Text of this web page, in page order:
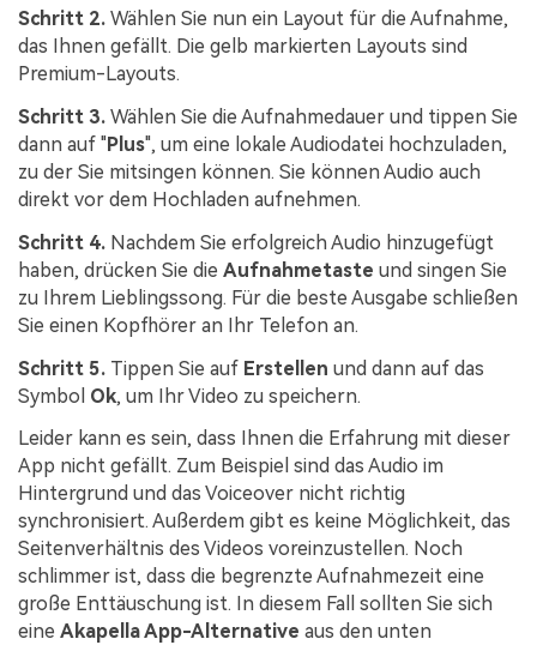
Schritt 2. Wählen Sie nun ein Layout für die Aufnahme,
das Ihnen gefällt. Die gelb markierten Layouts sind
Premium-Layouts.
Schritt 3. Wählen Sie die Aufnahmedauer und tippen Sie
dann auf "Plus", um eine lokale Audiodatei hochzuladen,
zu der Sie mitsingen können. Sie können Audio auch
direkt vor dem Hochladen aufnehmen.
Schritt 4. Nachdem Sie erfolgreich Audio hinzugefügt
haben, drücken Sie die Aufnahmetaste und singen Sie
zu Ihrem Lieblingssong. Für die beste Ausgabe schließen
Sie einen Kopfhörer an Ihr Telefon an.
Schritt 5. Tippen Sie auf Erstellen und dann auf das
Symbol Ok, um Ihr Video zu speichern.
Leider kann es sein, dass Ihnen die Erfahrung mit dieser
App nicht gefällt. Zum Beispiel sind das Audio im
Hintergrund und das Voiceover nicht richtig
synchronisiert. Außerdem gibt es keine Möglichkeit, das
Seitenverhältnis des Videos voreinzustellen. Noch
schlimmer ist, dass die begrenzte Aufnahmezeit eine
große Enttäuschung ist. In diesem Fall sollten Sie sich
eine Akapella App-Alternative aus den unten